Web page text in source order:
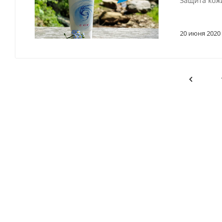
20 июня 2020